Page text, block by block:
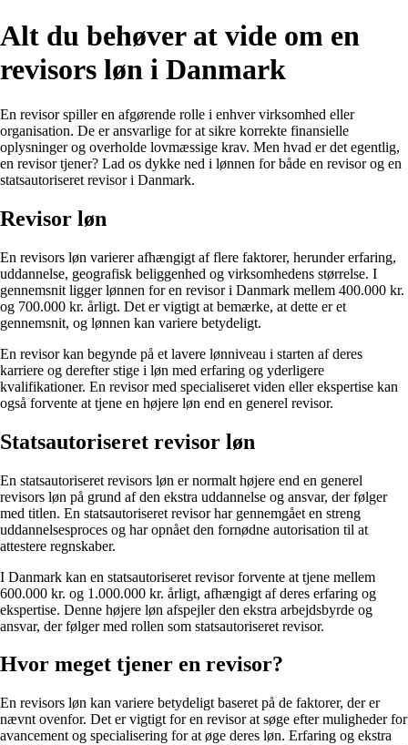
Alt du behøver at vide om en
revisors løn i Danmark
En revisor spiller en afgørende rolle i enhver virksomhed eller
organisation. De er ansvarlige for at sikre korrekte finansielle
oplysninger og overholde lovmæssige krav. Men hvad er det egentlig,
en revisor tjener? Lad os dykke ned i lønnen for både en revisor og en
statsautoriseret revisor i Danmark.
Revisor løn
En revisors løn varierer afhængigt af flere faktorer, herunder erfaring,
uddannelse, geografisk beliggenhed og virksomhedens størrelse. I
gennemsnit ligger lønnen for en revisor i Danmark mellem 400.000 kr.
og 700.000 kr. årligt. Det er vigtigt at bemærke, at dette er et
gennemsnit, og lønnen kan variere betydeligt.
En revisor kan begynde på et lavere lønniveau i starten af deres
karriere og derefter stige i løn med erfaring og yderligere
kvalifikationer. En revisor med specialiseret viden eller ekspertise kan
også forvente at tjene en højere løn end en generel revisor.
Statsautoriseret revisor løn
En statsautoriseret revisors løn er normalt højere end en generel
revisors løn på grund af den ekstra uddannelse og ansvar, der følger
med titlen. En statsautoriseret revisor har gennemgået en streng
uddannelsesproces og har opnået den fornødne autorisation til at
attestere regnskaber.
I Danmark kan en statsautoriseret revisor forvente at tjene mellem
600.000 kr. og 1.000.000 kr. årligt, afhængigt af deres erfaring og
ekspertise. Denne højere løn afspejler den ekstra arbejdsbyrde og
ansvar, der følger med rollen som statsautoriseret revisor.
Hvor meget tjener en revisor?
En revisors løn kan variere betydeligt baseret på de faktorer, der er
nævnt ovenfor. Det er vigtigt for en revisor at søge efter muligheder for
avancement og specialisering for at øge deres løn. Erfaring og ekstra